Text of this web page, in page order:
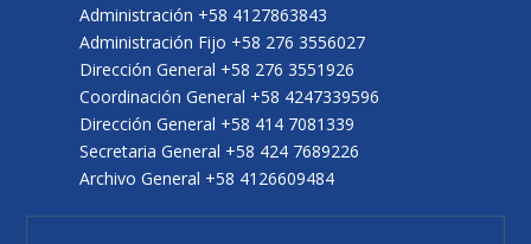
Administración +58 4127863843
Administración Fijo +58 276 3556027
Dirección General +58 276 3551926
Coordinación General +58 4247339596
Dirección General +58 414 7081339
Secretaria General +58 424 7689226
Archivo General +58 4126609484